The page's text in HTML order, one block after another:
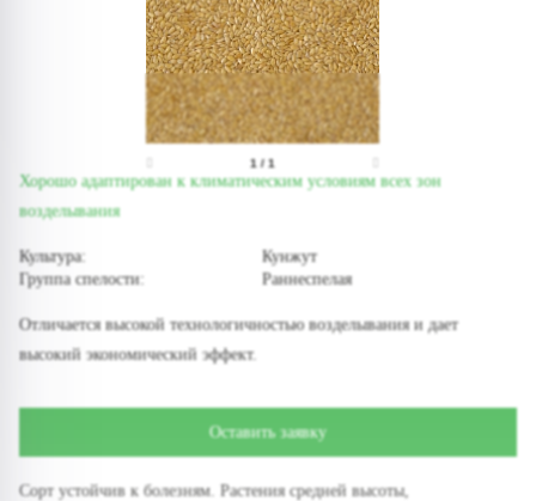
1/ 1
Хорошо адаптирован к климатическим условиям всех зон
возделывания
Культура:
Кунжут
Группа спелости:
Раннеспелая
Отличается высокой технологичностью возделывания и дает
высокий экономический эффект.
Оставить заявку
Сорт устойчив к болезням. Растения средней высоты,